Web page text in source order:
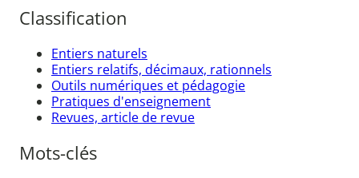
Classification
Entiers naturels
Entiers relatifs, décimaux, rationnels
Outils numériques et pédagogie
Pratiques d'enseignement
Revues, article de revue
Mots-clés